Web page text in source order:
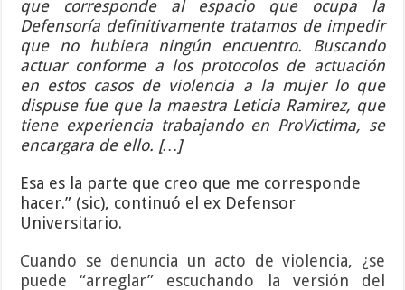
que corresponde al espacio que ocupa la
Defensoría definitivamente tratamos de impedir
que no hubiera ningún encuentro. Buscando
actuar conforme a los protocolos de actuación
en estos casos de violencia a la mujer lo que
dispuse fue que la maestra Leticia Ramirez, que
tiene experiencia trabajando en ProVictima, se
encargara de ello. […]
Esa es la parte que creo que me corresponde
hacer.” (sic), continuó el ex Defensor
Universitario.
Cuando se denuncia un acto de violencia, ¿se
puede “arreglar” escuchando la versión del